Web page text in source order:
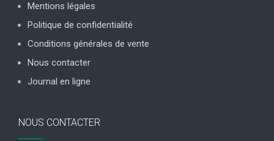
Mentions légales
Politique de confidentialité
Conditions générales de vente
Nous contacter
Journal en ligne
NOUS CONTACTER